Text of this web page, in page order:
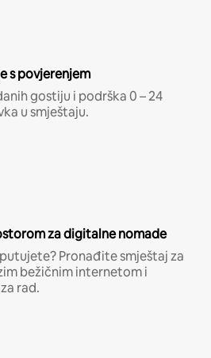
s povjerenjem
gostiju i podrška 0 – 24
u smještaju.
za digitalne nomade
Pronađite smještaj za
bežičnim internetom i
rad.